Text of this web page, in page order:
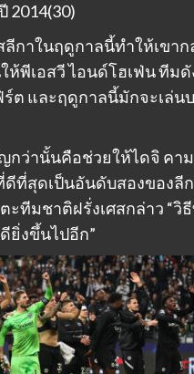
2014(30)
กาในฤดูกาลนี้ทําให้เขา
ห้พีเอสวี ไอนด์โฮเฟ่น ทีม
ต และฤดูกาลนี้มักจะเล่
กว่านั้นคือช่วยให้ไดจิ คา
ที่สุดเป็นอันดับสองของลี
ะทีมชาติฝรั่งเศสกล่าว “
ยิ่งขึ้นไปอีก”